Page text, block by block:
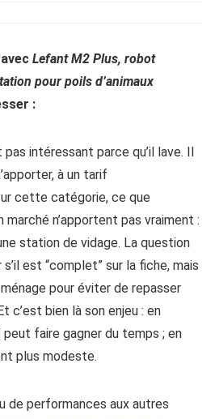
Lefant M2 Plus, robot
pour poils d’animaux
:
intéressant parce qu’il lave. Il
à un tarif
cette catégorie, ce que
n’apportent pas vraiment :
station de vidage. La question
est “complet” sur la fiche, mais
pour éviter de repasser
c’est bien là son enjeu : en
faire gagner du temps ; en
plus modeste.
de performances aux autres